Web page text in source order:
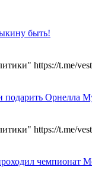
быть!
https://t.me/
подарить Орнелла
https://t.me/
чемпионат